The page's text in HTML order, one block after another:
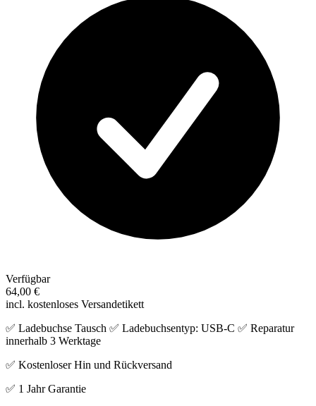
Verfügbar
64,00 €
incl. kostenloses Versandetikett
✅ Ladebuchse Tausch ✅ Ladebuchsentyp: USB-C ✅ Reparatur
innerhalb 3 Werktage
✅ Kostenloser Hin und Rückversand
✅ 1 Jahr Garantie